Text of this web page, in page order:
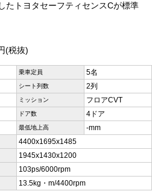
たトヨタセーフティセンスCが標準
(税抜)
乗車定員 5名
シート列数 2列
ミッション フロアCVT
ドア数 4ドア
最低地上高 -mm
4400x1695x1485
1945x1430x1200
103ps/6000rpm
13.5kg・m/4400rpm